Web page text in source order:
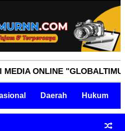
Daerah Hukum